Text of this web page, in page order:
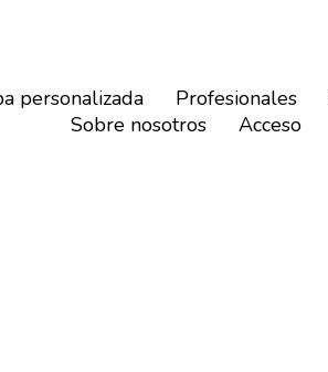
personalizada Profesionales
Sobre nosotros
Acceso